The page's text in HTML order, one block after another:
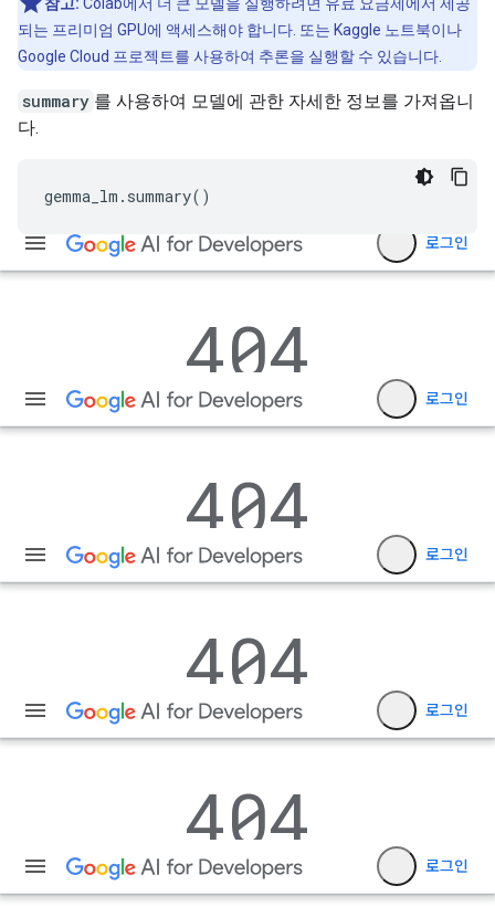
되는 프리미엄 GPU에 액세스해야 합니다. 또는 Kaggle 노트북이나
Google Cloud 프로젝트를 사용하여 추론을 실행할 수 있습니다.
summary 를 사용하여 모델에 관한 자세한 정보를 가져옵니
다.
gemma_lm . summary()